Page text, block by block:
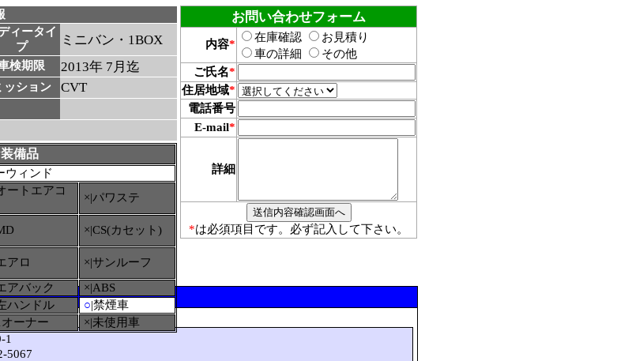
ィータイ
プ
ミニバン・1BOX
検期限 2013年 7月迄
ッション CVT
備品
ウィンド
ートエアコ
×|パワステ
×|CS(カセット)
アロ
×|サンルーフ
アバック
×|ABS
ハンドル ○|禁煙車
オーナー ×|未使用車
お問い合わせフォーム
内容*
在庫確認
お見積り
車の詳細
その他
ご氏名*
住居地域*
電話番号
E-mail*
詳細
*は必須項目です。必ず記入して下さい。
1
5067